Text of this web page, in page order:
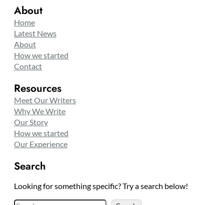
About
Home
Latest News
About
How we started
Contact
Resources
Meet Our Writers
Why We Write
Our Story
How we started
Our Experience
Search
Looking for something specific? Try a search below!